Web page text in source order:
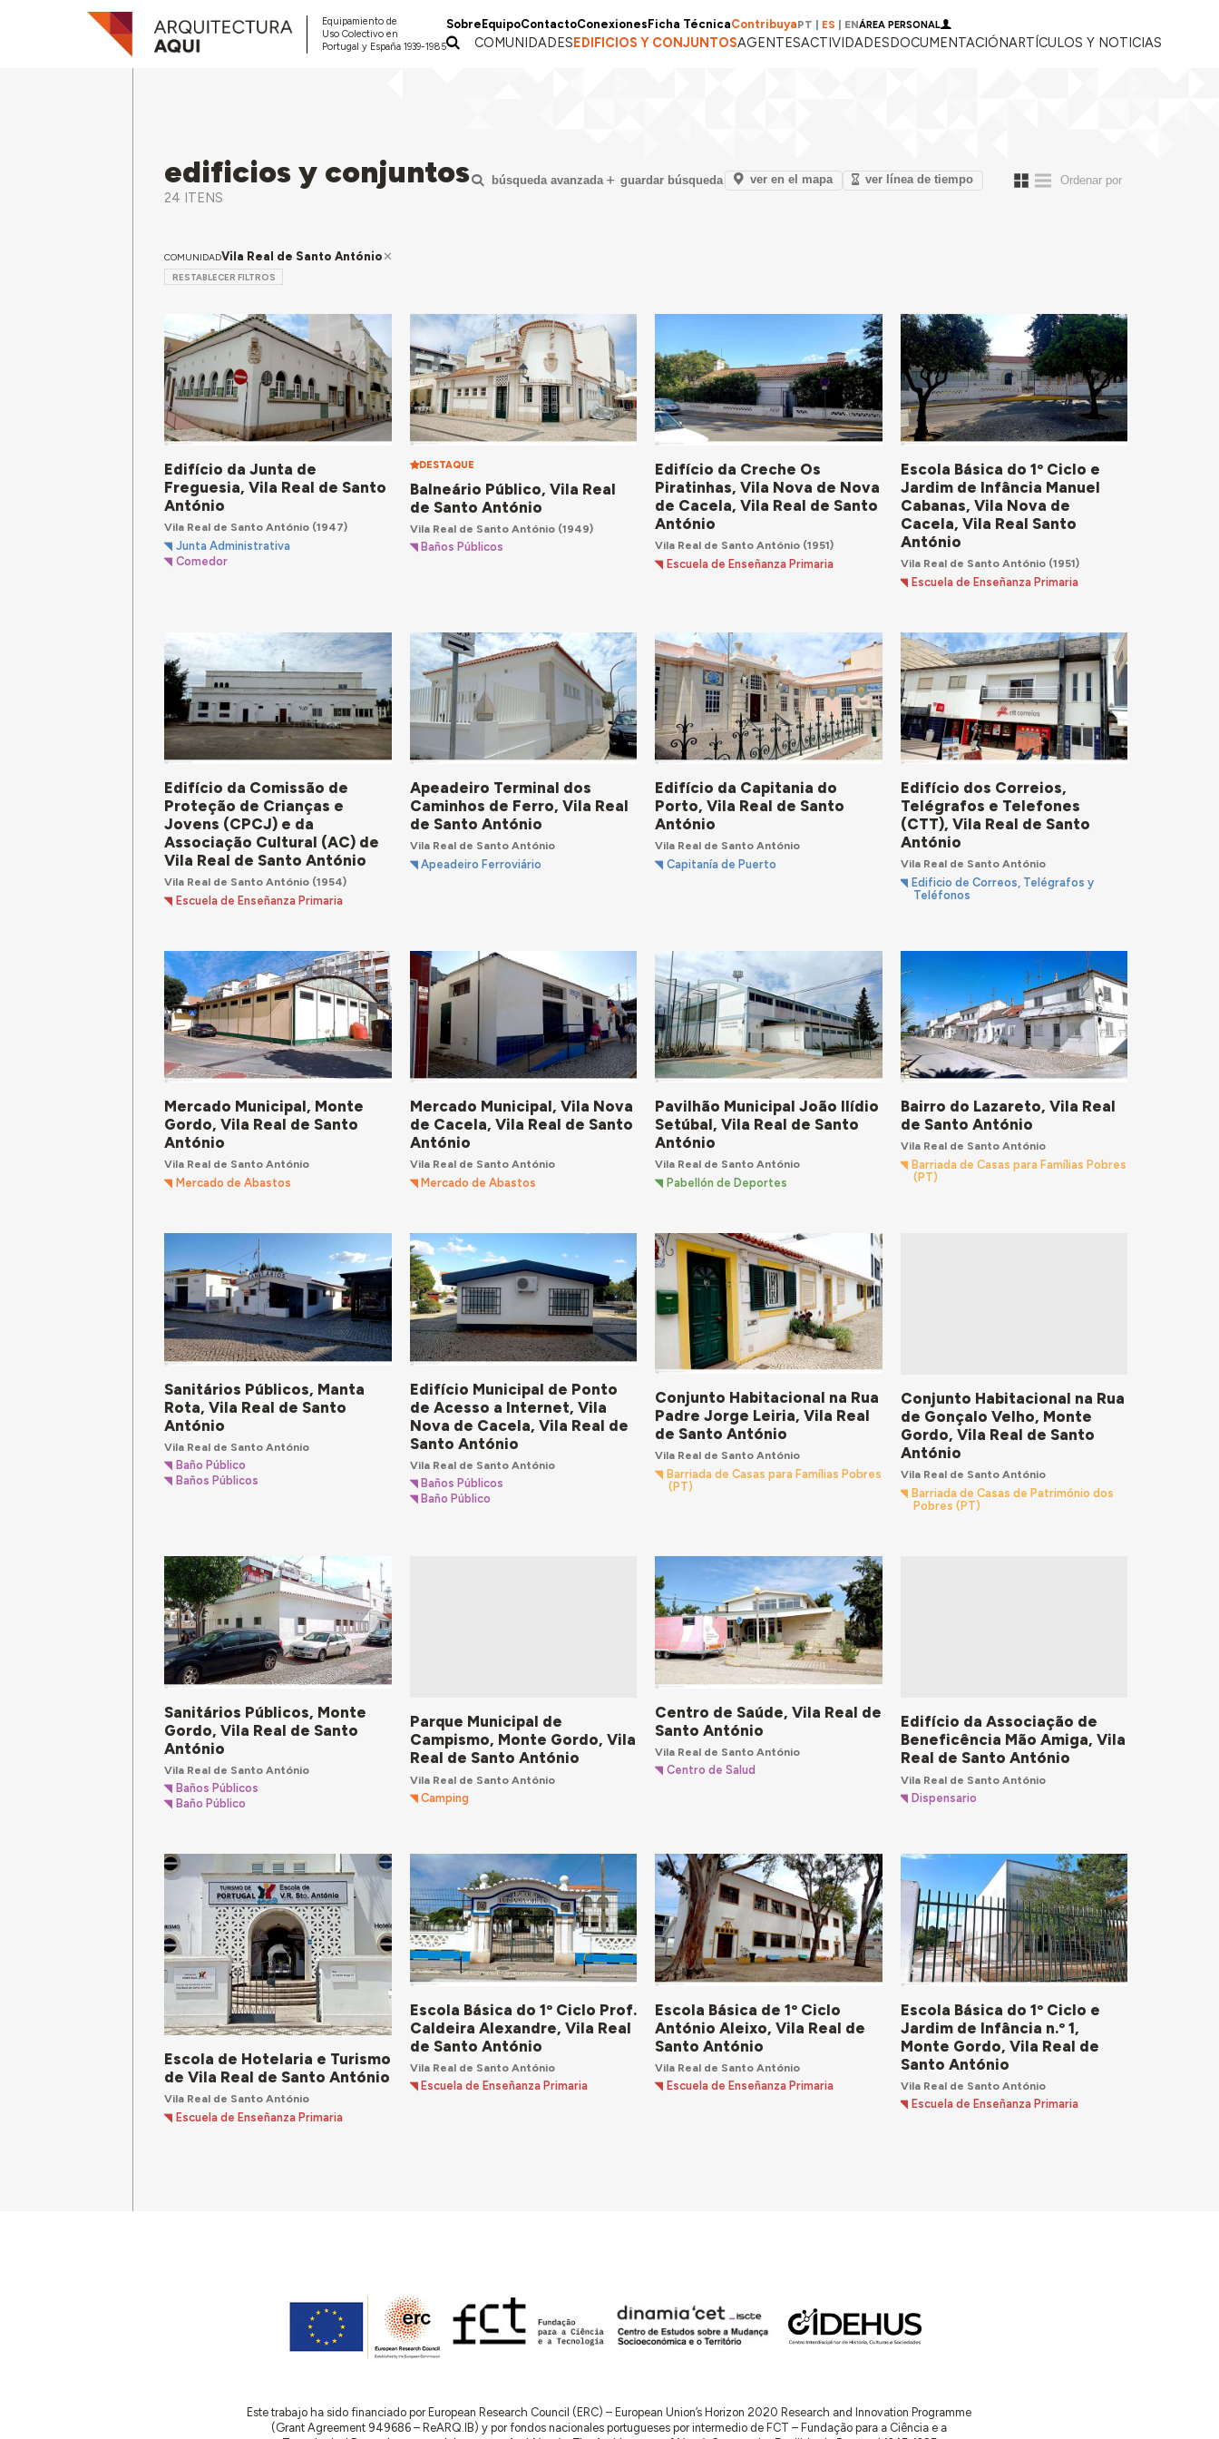
Equipamiento de
Uso Colectivo en
Portugal y España 1939-1985
Sobre EquipoContactoConexiones Ficha TécnicaContribuyaPT ES ENÁREA PERSONAL
COMUNIDADESEDIFICIOS Y CONJUNTOSAGENTESACTIVIDADESDOCUMENTACIÓNARTÍCULOS Y NOTICIAS
edificios y conjuntos
24 ITENS
búsqueda avanzada guardar búsqueda ver en el mapa ver línea de tiempo
COMUNIDADVila Real de Santo António
RESTABLECER FILTROS
Edifício da Junta de
Freguesia, Vila Real de Santo
António
Vila Real de Santo António (1947)
Junta Administrativa
Comedor
DESTAQUE
Balneário Público, Vila Real
de Santo António
Vila Real de Santo António(1949)
Baños Públicos
Edifício da Creche Os
Piratinhas, Vila Nova de Nova
de Cacela, Vila Real de Santo
António
Vila Real de Santo António (1951)
Escuela de Enseñanza Primaria
Escola Básica do 1º Ciclo e
Jardim de Infância Manuel
Cabanas, Vila Nova de
Cacela, Vila Real Santo
António
Vila Real de Santo António(1951)
Escuela de Enseñanza Primaria
Edifício da Comissão de
Proteção de Crianças e
Jovens (CPCJ) e da
Associação Cultural (AC) de
Vila Real de Santo António
Vila Real de Santo António (1954)
Escuela de Enseñanza Primaria
Apeadeiro Terminal dos
Caminhos de Ferro, Vila Real
de Santo António
Vila Real de Santo António
Apeadeiro Ferroviário
Edifício da Capitania do
Porto, Vila Real de Santo
António
Vila Real de Santo António
Capitanía de Puerto
Edifício dos Correios,
Telégrafos e Telefones
(CTT), Vila Real de Santo
António
Vila Real de Santo António
Edificio de Correos, Telégrafos y
Teléfonos
Mercado Municipal, Monte
Gordo, Vila Real de Santo
António
Vila Real de Santo António
Mercado de Abastos
Mercado Municipal, Vila Nova
de Cacela, Vila Real de Santo
António
Vila Real de Santo António
Mercado de Abastos
Pavilhão Municipal João Ilídio
Setúbal, Vila Real de Santo
António
Vila Real de Santo António
Pabellón de Deportes
Bairro do Lazareto, Vila Real
de Santo António
Vila Real de Santo António
Barriada de Casas para Famílias Pobres
(PT)
Sanitários Públicos, Manta
Rota, Vila Real de Santo
António
Vila Real de Santo António
Baño Público
Baños Públicos
Edifício Municipal de Ponto
de Acesso a Internet, Vila
Nova de Cacela, Vila Real de
Santo António
Vila Real de Santo António
Baños Públicos
Baño Público
Conjunto Habitacional na Rua
Padre Jorge Leiria, Vila Real
de Santo António
Vila Real de Santo António
Barriada de Casas para Famílias Pobres
(PT)
Conjunto Habitacional na Rua
de Gonçalo Velho, Monte
Gordo, Vila Real de Santo
António
Vila Real de Santo António
Barriada de Casas de Património dos
Pobres (PT)
Sanitários Públicos, Monte
Gordo, Vila Real de Santo
António
Vila Real de Santo António
Baños Públicos
Baño Público
Parque Municipal de
Campismo, Monte Gordo, Vila
Real de Santo António
Vila Real de Santo António
Camping
Centro de Saúde, Vila Real de
Santo António
Vila Real de Santo António
Centro de Salud
Edifício da Associação de
Beneficência Mão Amiga, Vila
Real de Santo António
Vila Real de Santo António
Dispensario
Escola de Hotelaria e Turismo
de Vila Real de Santo António
Vila Real de Santo António
Escuela de Enseñanza Primaria
Escola Básica do 1º Ciclo Prof.
Caldeira Alexandre, Vila Real
de Santo António
Vila Real de Santo António
Escuela de Enseñanza Primaria
Escola Básica de 1º Ciclo
António Aleixo, Vila Real de
Santo António
Vila Real de Santo António
Escuela de Enseñanza Primaria
Escola Básica do 1º Ciclo e
Jardim de Infância n.º 1,
Monte Gordo, Vila Real de
Santo António
Vila Real de Santo António
Escuela de Enseñanza Primaria
Este trabajo ha sido financiado por European Research Council (ERC) – European Union’s Horizon 2020 Research and Innovation Programme
(Grant Agreement 949686 – ReARQ.IB) y por fondos nacionales portugueses por intermedio de FCT – Fundação para a Ciência e a